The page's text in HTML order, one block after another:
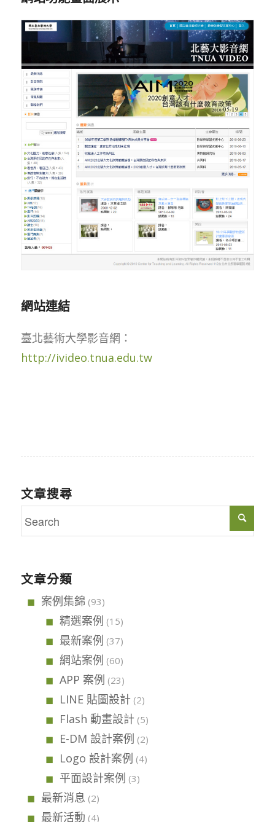
網站連結
臺北藝術大學影音網：
http://ivideo.tnua.edu.tw
文章搜尋
文章分類
案例集錦 (93)
精選案例 (15)
最新案例 (37)
網站案例 (60)
APP 案例 (23)
LINE 貼圖設計(2)
Flash 動畫設計(5)
E-DM 設計案例 (2)
Logo 設計案例 (4)
平面設計案例 (3)
最新消息 (2)
最新活動 (4)